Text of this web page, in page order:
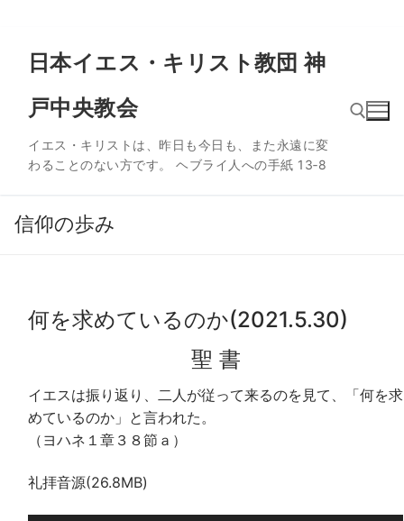
日本イエス・キリスト教団 神
戸中央教会
イエス・キリストは、昨日も今日も、また永遠に変
わることのない方です。 ヘブライ人への手紙 13‐8
信仰の歩み
何を求めているのか(2021.5.30)
聖 書
イエスは振り返り、二人が従って来るのを見て、「何を求
めているのか」と言われた。
（ヨハネ１章３８節ａ）
礼拝音源(26.8MB)